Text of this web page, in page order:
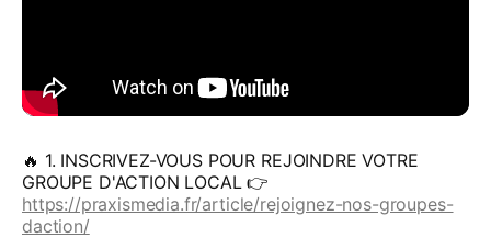
🔥 1. INSCRIVEZ-VOUS POUR REJOINDRE VOTRE
GROUPE D'ACTION LOCAL 👉
https://praxismedia.fr/article/rejoignez-nos-groupes-
daction/